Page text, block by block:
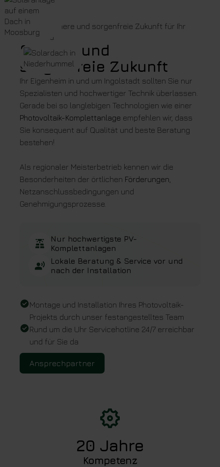
Sichere und
sorgenfreie Zukunft
Ihr Eigenheim in und um Ingolstadt sollten Sie nur
Spezialisten und hochwertiger Technik überlassen.
Gerade bei so langlebigen Technologien wie einer
Photovoltaik-Komplettanlage empfehlen wir, dass
Sie konsequent auf Qualität und beste Beratung
bestehen!
Als regionaler Meisterbetrieb kennen wir die
Besonderheiten der örtlichen Förderungen
Netzanschlussbedingungen und
Genehmigungsprozesse.
Nur hochwertigste PV-
Komplettanlagen
Lokale Beratung & Service vor und
nach der Installation
Montage und Installation Ihres Photovoltaik-
Projekts durch unser festangestelltes Team
Rund um die Uhr Servicehotline 24/7 erreichbar
und für Sie da
Ansprechpartner
20 Jahre
Kompetenz